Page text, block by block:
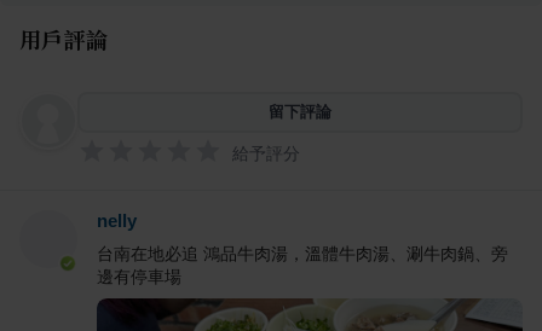
用戶評論
留下評論
給予評分
nelly
台南在地必追 鴻品牛肉湯，溫體牛肉湯、涮牛肉鍋、旁
邊有停車場